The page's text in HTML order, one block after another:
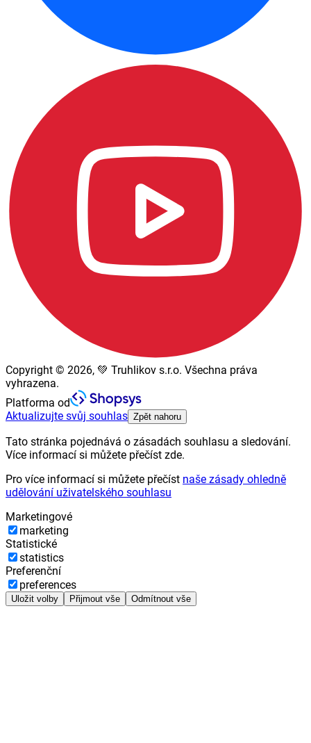
Copyright © 2026, 💚 Truhlikov s.r.o. Všechna práva
vyhrazena.
Platforma od
Aktualizujte svůj souhlas Zpět nahoru
Tato stránka pojednává o zásadách souhlasu a sledování.
Více informací si můžete přečíst zde.
Pro více informací si můžete přečíst naše zásady ohledně
udělování uživatelského souhlasu
Marketingové
marketing
Statistické
statistics
Preferenční
preferences
Uložit volby Přijmout vše Odmítnout vše